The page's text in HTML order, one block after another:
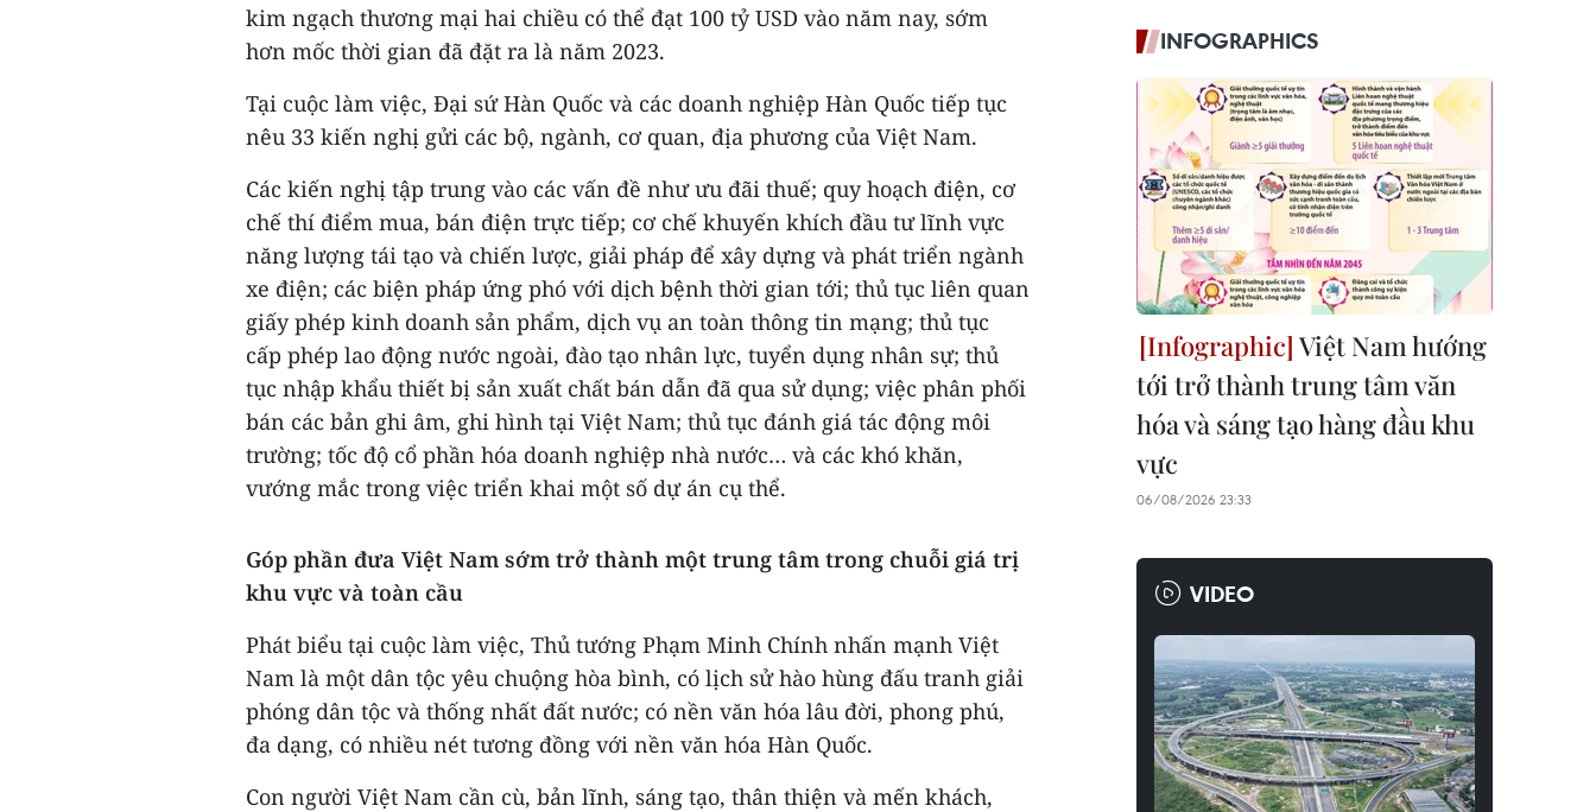
kim ngạch thương mại hai chiều có thể đạt 100 tỷ USD vào năm nay, sớm
hơn mốc thời gian đã đặt ra là năm 2023.
Tại cuộc làm việc, Đại sứ Hàn Quốc và các doanh nghiệp Hàn Quốc tiếp tục
nêu 33 kiến nghị gửi các bộ, ngành, cơ quan, địa phương của Việt Nam.
Các kiến nghị tập trung vào các vấn đề như ưu đãi thuế; quy hoạch điện, cơ
chế thí điểm mua, bán điện trực tiếp; cơ chế khuyến khích đầu tư lĩnh vực
năng lượng tái tạo và chiến lược, giải pháp để xây dựng và phát triển ngành
xe điện; các biện pháp ứng phó với dịch bệnh thời gian tới; thủ tục liên quan
giấy phép kinh doanh sản phẩm, dịch vụ an toàn thông tin mạng; thủ tục
cấp phép lao động nước ngoài, đào tạo nhân lực, tuyển dụng nhân sự; thủ
tục nhập khẩu thiết bị sản xuất chất bán dẫn đã qua sử dụng; việc phân phối
bán các bản ghi âm, ghi hình tại Việt Nam; thủ tục đánh giá tác động môi
trường; tốc độ cổ phần hóa doanh nghiệp nhà nước… và các khó khăn,
vướng mắc trong việc triển khai một số dự án cụ thể.
Góp phần đưa Việt Nam sớm trở thành một trung tâm trong chuỗi giá trị
khu vực và toàn cầu
Phát biểu tại cuộc làm việc, Thủ tướng Phạm Minh Chính nhấn mạnh Việt
Nam là một dân tộc yêu chuộng hòa bình, có lịch sử hào hùng đấu tranh giải
phóng dân tộc và thống nhất đất nước; có nền văn hóa lâu đời, phong phú,
đa dạng, có nhiều nét tương đồng với nền văn hóa Hàn Quốc.
Con người Việt Nam cần cù, bản lĩnh, sáng tạo, thân thiện và mến khách,
INFOGRAPHICS
Việt Nam hướng
tới trở thành trung tâm văn
hóa và sáng tạo hàng đầu khu
vực
06/08/2026 23:33
VIDEO